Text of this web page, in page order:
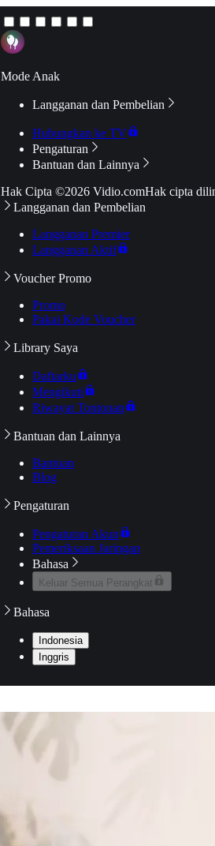
Mode Anak
Langganan dan Pembelian
Hubungkan ke TV
Pengaturan
Bantuan dan Lainnya
Hak Cipta ©2026 Vidio.comHak cipta
Langganan dan Pembelian
Langganan Premier
Langganan Aktif
Voucher Promo
Promo
Pakai Kode Voucher
Library Saya
Daftarku
Mengikuti
Riwayat Tontonan
Bantuan dan Lainnya
Bantuan
Blog
Pengaturan
Pengaturan Akun
Pemeriksaan Jaringan
Bahasa
Keluar Semua Perangkat
Bahasa
Indonesia
Inggris